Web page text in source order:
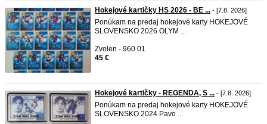
Hokejové kartičky HS 2026 - BE ... - [7.8. 2026]
Ponúkam na predaj hokejové karty HOKEJOVÉ
SLOVENSKO 2026 OLYM ...
Zvolen - 960 01
45 €
Hokejové kartičky - REGENDA, S ... - [7.8. 2026]
Ponúkam na predaj hokejové karty HOKEJOVÉ
SLOVENSKO 2024 Pavo ...